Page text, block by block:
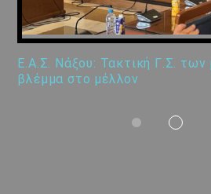
Ε.Α.Σ. Νάξου: Τακτική Γ.Σ.
βλέμμα στο μέλλον